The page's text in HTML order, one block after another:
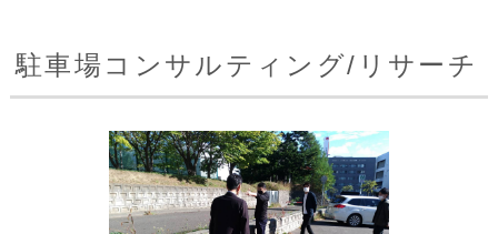
駐車場コンサルティング/リサーチ